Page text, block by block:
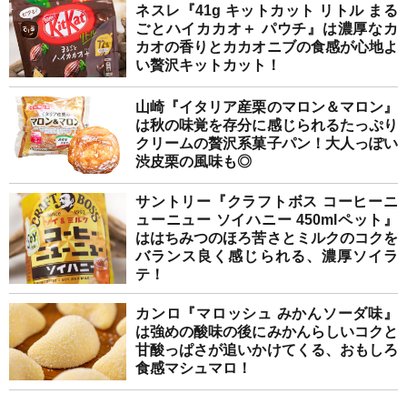
ネスレ『41g キットカット リトル まる
ごとハイカカオ＋ パウチ』は濃厚なカ
カオの香りとカカオニブの食感が心地よ
い贅沢キットカット！
山崎『イタリア産栗のマロン＆マロン』
は秋の味覚を存分に感じられるたっぷり
クリームの贅沢系菓子パン！大人っぽい
渋皮栗の風味も◎
サントリー『クラフトボス コーヒーニ
ューニュー ソイハニー 450mlペット』
ははちみつのほろ苦さとミルクのコクを
バランス良く感じられる、濃厚ソイラ
テ！
カンロ『マロッシュ みかんソーダ味』
は強めの酸味の後にみかんらしいコクと
甘酸っぱさが追いかけてくる、おもしろ
食感マシュマロ！